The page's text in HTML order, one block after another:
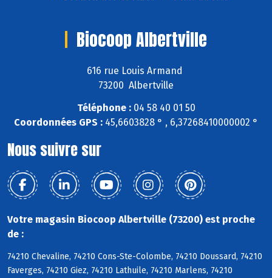
Biocoop Albertville
616 rue Louis Armand
73200 Albertville
Téléphone :04 58 40 01 50
Coordonnées GPS : 45,6603828 ° , 6,37268410000002 °
Nous suivre sur
Votre magasin Biocoop Albertville (73200) est proche
de :
74210 Chevaline, 74210 Cons-Ste-Colombe, 74210 Doussard, 74210
Faverges, 74210 Giez, 74210 Lathuile, 74210 Marlens, 74210